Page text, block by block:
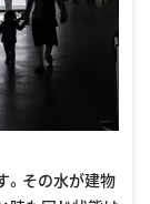
。その水が建物